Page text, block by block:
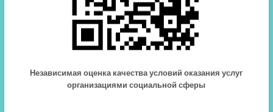
Независимая оценка качества условий оказания услуг
организациями социальной сферы